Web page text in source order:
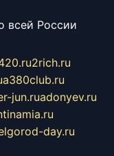
всей России
2rich.ru
a380club.ru
jun.ruadonyev.ru
day.ru